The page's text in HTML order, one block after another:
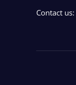
Contact us: